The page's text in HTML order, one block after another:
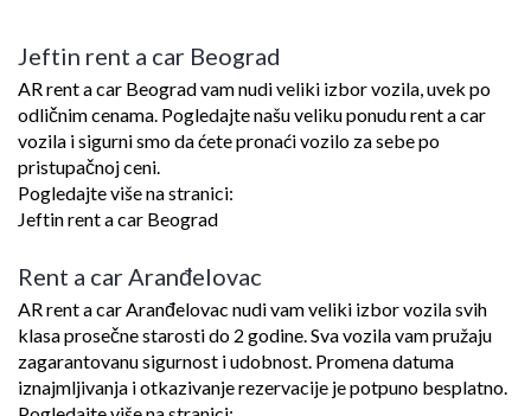
Jeftin rent a car Beograd
AR rent a car Beograd vam nudi veliki izbor vozila, uvek po
odličnim cenama. Pogledajte našu veliku ponudu rent a car
vozila i sigurni smo da ćete pronaći vozilo za sebe po
pristupačnoj ceni.
Pogledajte više na stranici:
Jeftin rent a car Beograd
Rent a car Aranđelovac
AR rent a car Aranđelovac nudi vam veliki izbor vozila svih
klasa prosečne starosti do 2 godine. Sva vozila vam pružaju
zagarantovanu sigurnost i udobnost. Promena datuma
iznajmljivanja i otkazivanje rezervacije je potpuno besplatno.